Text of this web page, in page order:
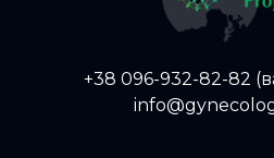
+38 096-932-82-82